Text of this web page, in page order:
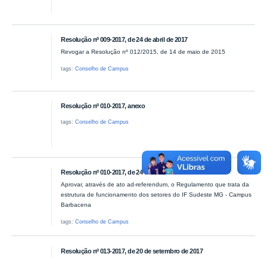
Resolução nº 009-2017, de 24 de abril de 2017
Revogar a Resolução nº 012/2015, de 14 de maio de 2015
tags:Conselho de Campus
Resolução nº 010-2017, anexo
tags:Conselho de Campus
Resolução nº 010-2017, de 24 de abril de 2017
Aprovar, através de ato ad-referendum, o Regulamento que trata da
estrutura de funcionamento dos setores do IF Sudeste MG - Campus
Barbacena
tags:Conselho de Campus
Resolução nº 013-2017, de 20 de setembro de 2017